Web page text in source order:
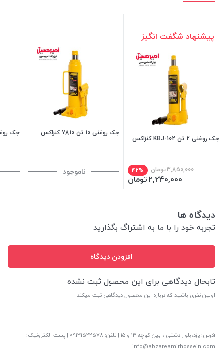
پیشنهاد شگفت انگیز
جک روغنی 2 تن KBJ-102 کنزاکس
3,850,000تومان 42%
2,240,000تومان
جک روغنی 10 تن 7810 کنزاکس
ناموجود
جک روغنی 20 تن
دیدگاه ها
تجربه خود را با ما به اشتراگ بگذارید
افزودن دیدگاه
تابحال دیدگاهی برای این محصول ثبت نشده
اولین نفری باشید که درباره این محصول دیدگاهی ثبت میکند
آدرس: یزد،بلوار دشتی ، بین کوچه ۱۳ و ۱۵ | تلفن: ‎09131522578 | پست الکترونیک:
info@abzareamirhossein.com